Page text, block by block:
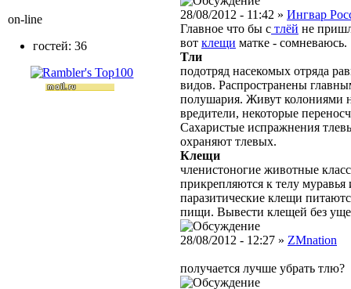
28/08/2012 - 11:42 » Ингвар
Главное что бы с тлёй не
вот клещи матке - сомневаюсь.
Тли
подотряд насекомых отряда
видов. Распространены
полушария. Живут колониями
вредители, некоторые
Сахаристые испражнения
охраняют тлевых.
Клещи
членистоногие животные
прикрепляются к телу
паразитические клещи
пищи. Вывести клещей без
28/08/2012 - 12:27 » ZMnation
получается лучше убрать тлю?
on-line
гостей: 36